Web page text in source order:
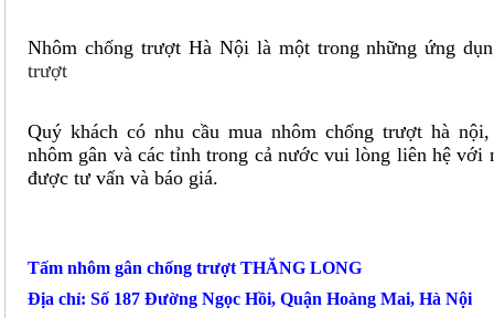
Nhôm chống trượt Hà Nội là một trong những ứng
trượt
Quý khách có nhu cầu mua nhôm chống trượt hà
nhôm gân và các tỉnh trong cả nước vui lòng liên hệ với
được tư vấn và báo giá.
Tấm nhôm gân chống trượt THĂNG LONG
Địa chỉ: Số 187 Đường Ngọc Hồi, Quận Hoàng Mai, Hà Nội